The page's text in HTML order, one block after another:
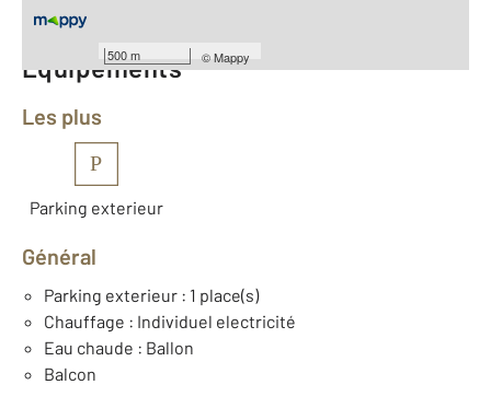
500 m ©Mappy
Équipements
Les plus
P
Parking exterieur
Général
Parking exterieur : 1 place(s)
Chauffage : Individuel electricité
Eau chaude : Ballon
Balcon